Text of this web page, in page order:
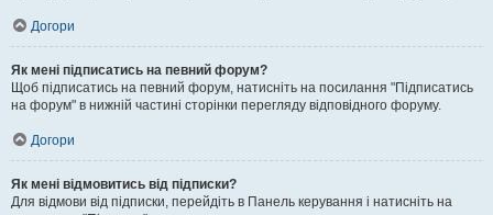
Догори
Як мені підписатись на певний форум?
Щоб підписатись на певний форум, натисніть на посилання "Підписатись
на форум" в нижній частині сторінки перегляду відповідного форуму.
Догори
Як мені відмовитись від підписки?
Для відмови від підписки, перейдіть в Панель керування і натисніть на